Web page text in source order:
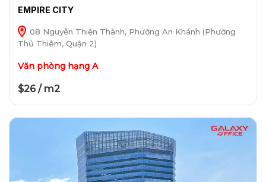
EMPIRE CITY
08 Nguyễn Thiện Thành, Phường An Khánh (Phường
Thủ Thiêm, Quận 2)
Văn phòng hạng A
$26 / m2